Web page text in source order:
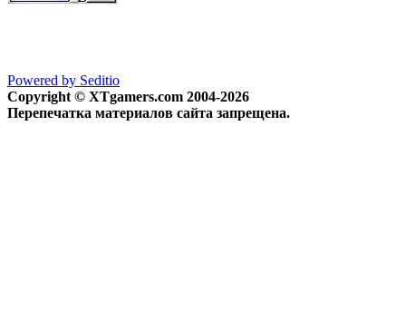
Powered by Seditio
Copyright © XTgamers.com 2004-2026
Перепечатка материалов сайта запрещена.